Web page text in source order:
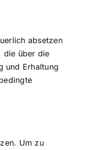
absetzen
die über die
und Erhaltung
Um zu